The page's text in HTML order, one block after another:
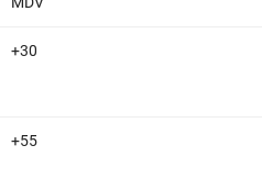
+30
+55